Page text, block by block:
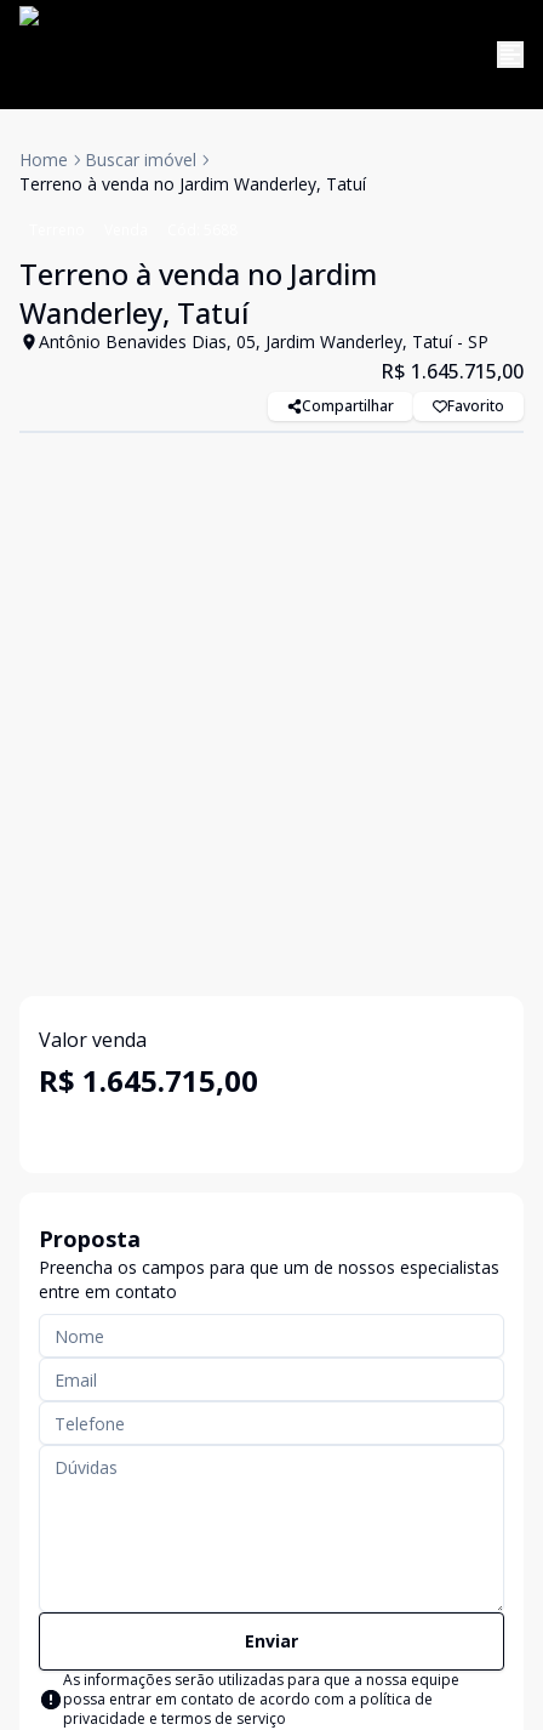
Home
Buscar imóvel
Terreno à venda no Jardim Wanderley, Tatuí
Terreno à venda no Jardim
Wanderley, Tatuí
Antônio Benavides Dias, 05, Jardim Wanderley, Tatuí - SP
R$ 1.645.715,00
Compartilhar Favorito
Valor venda
R$ 1.645.715,00
Proposta
Preencha os campos para que um de nossos especialistas
entre em contato
Enviar
As informações serão utilizadas para que a nossa equipe
possa entrar em contato de acordo com a política de
privacidade e termos de serviço